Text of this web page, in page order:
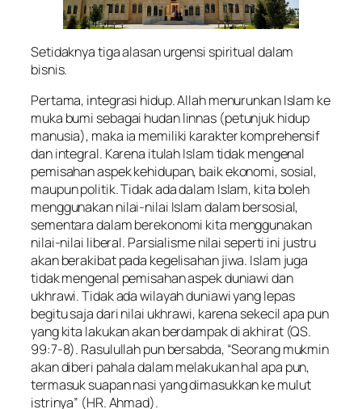
Setidaknya tiga alasan urgensi spiritual dalam
bisnis.
Pertama, integrasi hidup. Allah menurunkan Islam ke
muka bumi sebagai hudan linnas (petunjuk hidup
manusia), maka ia memiliki karakter komprehensif
dan integral. Karena itulah Islam tidak mengenal
pemisahan aspek kehidupan, baik ekonomi, sosial,
maupun politik. Tidak ada dalam Islam, kita boleh
menggunakan nilai-nilai Islam dalam bersosial,
sementara dalam berekonomi kita menggunakan
nilai-nilai liberal. Parsialisme nilai seperti ini justru
akan berakibat pada kegelisahan jiwa. Islam juga
tidak mengenal pemisahan aspek duniawi dan
ukhrawi. Tidak ada wilayah duniawi yang lepas
begitu saja dari nilai ukhrawi, karena sekecil apa pun
yang kita lakukan akan berdampak di akhirat (QS.
99:7-8). Rasulullah pun bersabda, “Seorang mukmin
akan diberi pahala dalam melakukan hal apa pun,
termasuk suapan nasi yang dimasukkan ke mulut
istrinya” (HR. Ahmad).